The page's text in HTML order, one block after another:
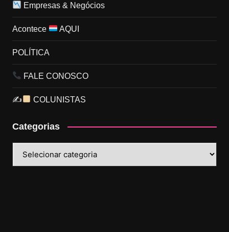
Empresas & Negócios
Acontece AQUI
POLÍTICA
FALE CONOSCO
✍ COLUNISTAS
Categorias